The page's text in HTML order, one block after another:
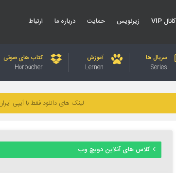
کانال VIP زیرنویس حمایت درباره ما ارتباط
سریال ها
Series
آموزش
Lernen
کتاب های صوتی
Hörbücher
لینک های دانلود فقط با آیپی
کلاس های آنلاین دویچ وب